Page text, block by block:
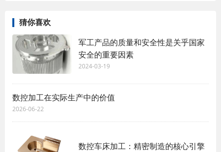
猜你喜欢
军工产品的质量和安全性是关乎国家
安全的重要因素
2024-03-19
数控加工在实际生产中的价值
2026-06-22
数控车床加工：精密制造的核心引擎